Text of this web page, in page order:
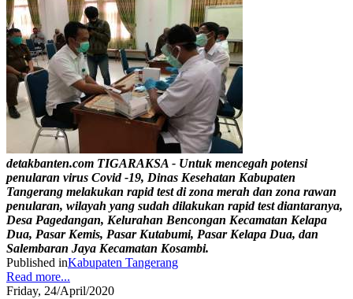
detakbanten.com TIGARAKSA - Untuk mencegah potensi
penularan virus Covid -19, Dinas Kesehatan Kabupaten
Tangerang melakukan rapid test di zona merah dan zona rawan
penularan, wilayah yang sudah dilakukan rapid test diantaranya,
Desa Pagedangan, Kelurahan Bencongan Kecamatan Kelapa
Dua, Pasar Kemis, Pasar Kutabumi, Pasar Kelapa Dua, dan
Salembaran Jaya Kecamatan Kosambi.
Published inKabupaten Tangerang
Read more...
Friday, 24/April/2020